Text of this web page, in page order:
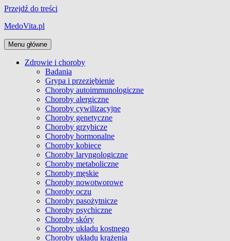
Przejdź do treści
MedoVita.pl
Menu główne
Zdrowie i choroby
Badania
Grypa i przeziębienie
Choroby autoimmunologiczne
Choroby alergiczne
Choroby cywilizacyjne
Choroby genetyczne
Choroby grzybicze
Choroby hormonalne
Choroby kobiece
Choroby laryngologiczne
Choroby metaboliczne
Choroby męskie
Choroby nowotworowe
Choroby oczu
Choroby pasożytnicze
Choroby psychiczne
Choroby skóry
Choroby układu kostnego
Choroby układu krążenia